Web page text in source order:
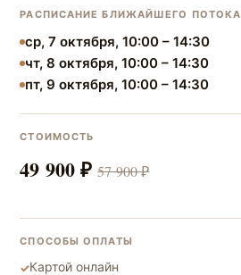
РАСПИСАНИЕ БЛИЖАЙШЕГО ПОТОКА
ср, 7 октября, 10:00 – 14:30
чт, 8 октября, 10:00 – 14:30
пт, 9 октября, 10:00 – 14:30
СТОИМОСТЬ
49 900 ₽ 57 900 ₽
СПОСОБЫ ОПЛАТЫ
✓Картой онлайн